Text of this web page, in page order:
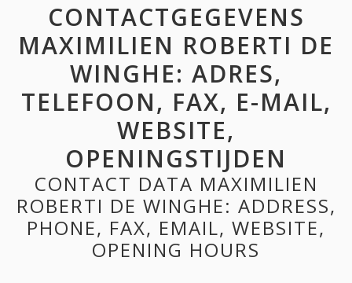
CONTACTGEGEVENS
MAXIMILIEN ROBERTI DE
WINGHE: ADRES,
TELEFOON, FAX, E-MAIL,
WEBSITE,
OPENINGSTIJDEN
CONTACT DATA MAXIMILIEN
ROBERTI DE WINGHE: ADDRESS,
PHONE, FAX, EMAIL, WEBSITE,
OPENING HOURS